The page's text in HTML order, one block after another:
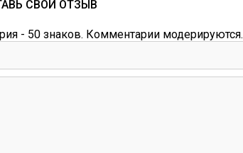
СВОЙ ОТЗЫВ
- 50 знаков. Комментарии модерируются.